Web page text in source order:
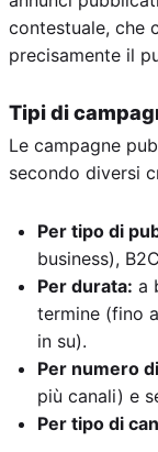
contestuale, che
precisamente il
Tipi di
Le campagne
secondo diversi
Per tipo di
business),
Per durata: a
termine (fino
in su).
Per numero
più canali) e
Per tipo di